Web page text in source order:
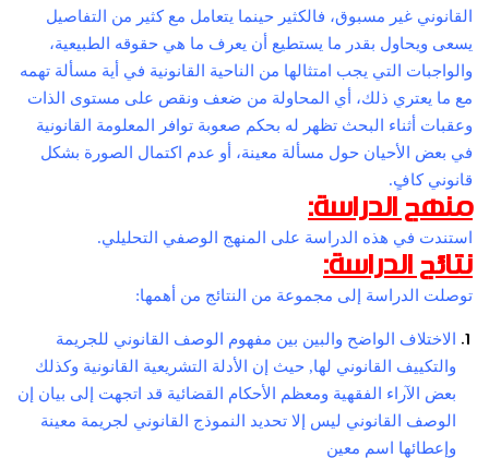
القانوني غير مسبوق، فالكثير حينما يتعامل مع كثير من التفاصيل
يسعى ويحاول بقدر ما يستطيع أن يعرف ما هي حقوقه الطبيعية،
والواجبات التي يجب امتثالها من الناحية القانونية في أية مسألة تهمه
مع ما يعتري ذلك، أي المحاولة من ضعف ونقص على مستوى الذات
وعقبات أثناء البحث تظهر له بحكم صعوبة توافر المعلومة القانونية
في بعض الأحيان حول مسألة معينة، أو عدم اكتمال الصورة بشكل
قانوني كافٍ.
منهج الدراسة:
استندت في هذه الدراسة على المنهج الوصفي التحليلي.
نتائج الدراسة:
توصلت الدراسة إلى مجموعة من النتائج من أهمها:
الاختلاف الواضح والبين بين مفهوم الوصف القانوني للجريمة
والتكييف القانوني لها, حيث إن الأدلة التشريعية القانونية وكذلك
بعض الآراء الفقهية ومعظم الأحكام القضائية قد اتجهت إلى بيان إن
الوصف القانوني ليس إلا تحديد النموذج القانوني لجريمة معينة
وإعطائها اسم معين